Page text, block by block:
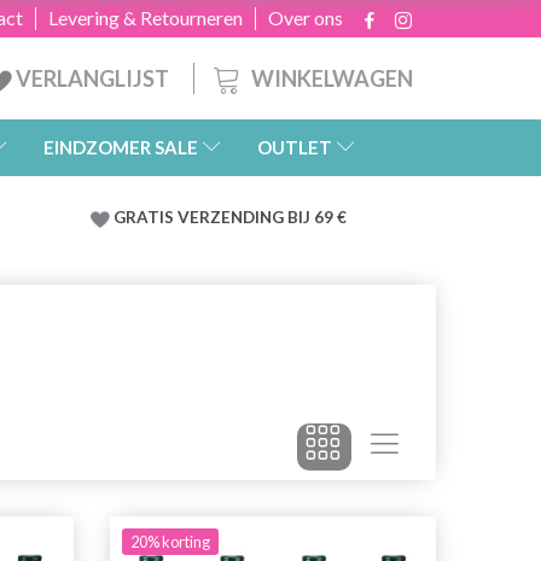
Over ons
Levering & Retourneren
WINKELWAGEN
VERLANGLIJST
EINDZOMER SALE OUTLET
GRATIS VERZENDING BIJ 69 €
20% korting